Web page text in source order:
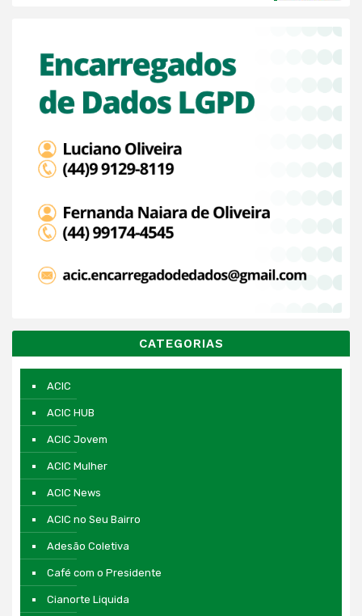
CATEGORIAS
ACIC
ACIC HUB
ACIC Jovem
ACIC Mulher
ACIC News
ACIC no Seu Bairro
Adesão Coletiva
Café com o Presidente
Cianorte Liquida